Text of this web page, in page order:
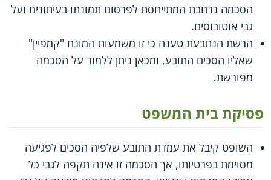
הסכמה נרחבת המתייחסת לפרסום תמונתו בעיתונים ועל
גבי אוטובוסים.
הרשת הנתבעת טענה כי זו משמעות המונח "קמפיין"
שאליו הסכים התובע, ומכאן ניתן ללמוד על הסכמה
מפורשת.
פסיקת בית המשפט
השופט קיבל את עמדת התובע שלפיה הסכים לפגיעה
מסוימת בפרטיותו, אך הסכמה זו אינה תקפה לגבי כל